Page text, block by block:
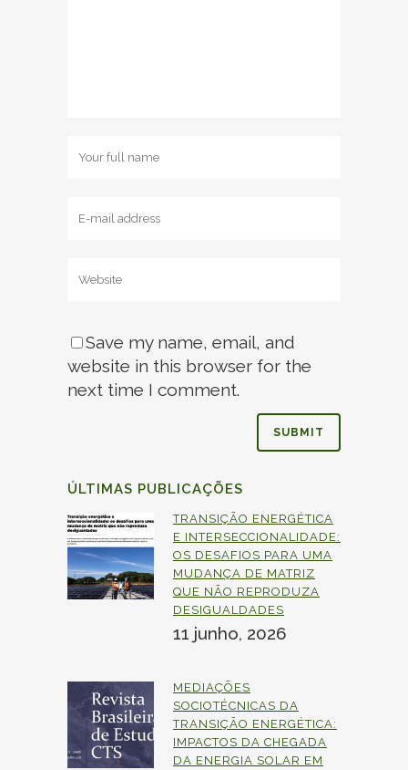
Save my name, email, and
website in this browser for the
next time I comment.
ÚLTIMAS PUBLICAÇÕES
TRANSIÇÃO ENERGÉTICA
E INTERSECCIONALIDADE:
OS DESAFIOS PARA UMA
MUDANÇA DE MATRIZ
QUE NÃO REPRODUZA
DESIGUALDADES
11 junho, 2026
MEDIAÇÕES
SOCIOTÉCNICAS DA
TRANSIÇÃO ENERGÉTICA:
IMPACTOS DA CHEGADA
DA ENERGIA SOLAR EM